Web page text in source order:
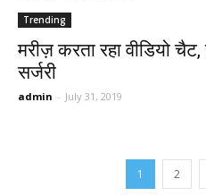
Trending
मरीज़ करता रहा वीडियो
सर्जरी
admin - July 31, 2019
1 2